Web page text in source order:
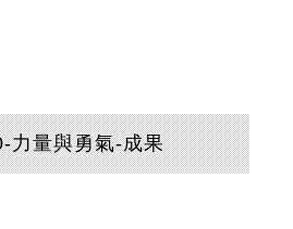
力量與勇氣-成果